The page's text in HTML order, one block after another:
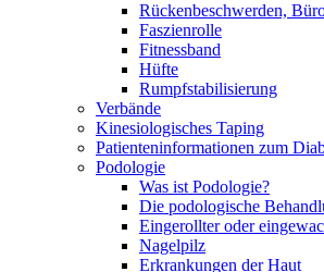
Rückenbeschwerden,
Faszienrolle
Fitnessband
Hüfte
Rumpfstabilisierung
Verbände
Kinesiologisches Taping
Patienteninformationen zum
Podologie
Was ist Podologie?
Die podologische
Eingerollter oder
Nagelpilz
Erkrankungen der Haut